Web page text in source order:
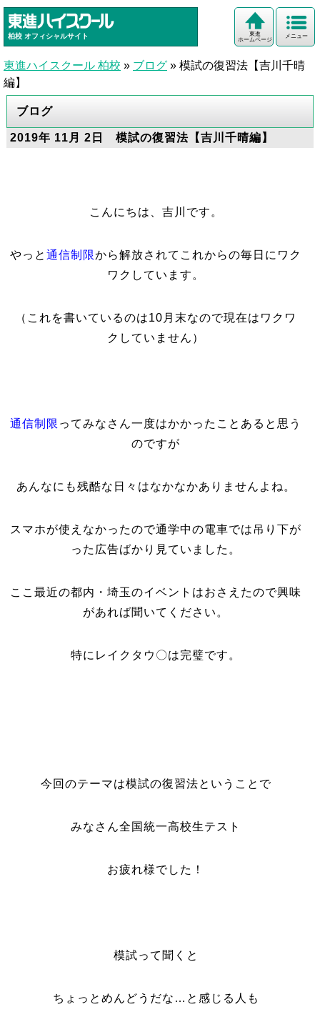
柏校 オフィシャルサイト メニュー
東進
ホームページ
東進ハイスクール 柏校 » ブログ » 模試の復習法【吉川千晴
編】
ブログ
2019年 11月 2日 模試の復習法【吉川千晴編】
こんにちは、吉川です。
やっと通信制限から解放されてこれからの毎日にワク
ワクしています。
（これを書いているのは10月末なので現在はワクワ
クしていません）
通信制限 ってみなさん一度はかかったことあると思う
のですが
あんなにも残酷な日々はなかなかありませんよね。
スマホが使えなかったので通学中の電車では吊り下が
った広告ばかり見ていました。
ここ最近の都内・埼玉のイベントはおさえたので興味
があれば聞いてください。
特にレイクタウ〇は完璧です。
今回のテーマは模試の復習法ということで
みなさん全国統一高校生テスト
お疲れ様でした！
模試って聞くと
ちょっとめんどうだな…と感じる人も